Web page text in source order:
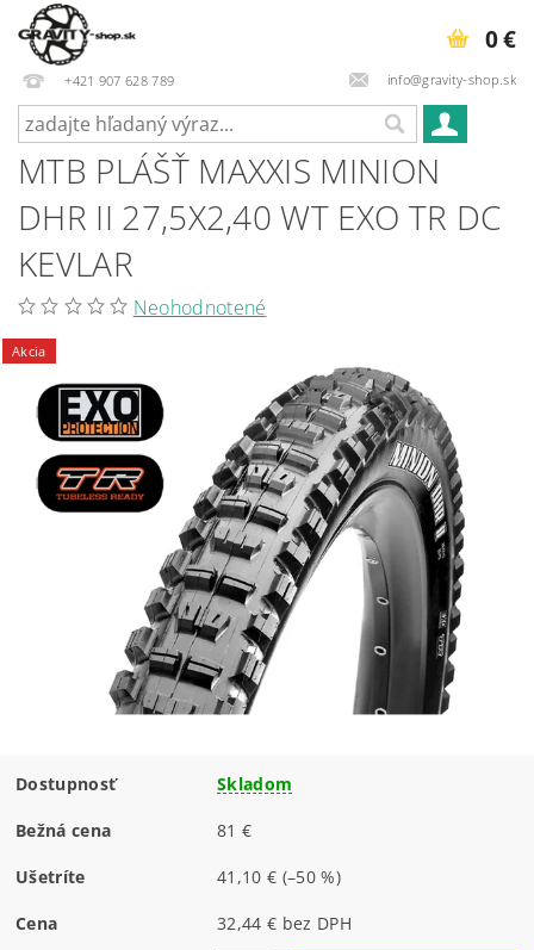
+421 907 628 789 info@gravity-shop.sk
0 €
MTB PLÁŠŤ MAXXIS MINION
DHR II 27,5X2,40 WT EXO TR DC
KEVLAR
Neohodnotené
Akcia
Dostupnosť Skladom
Bežná cena 81 €
Ušetríte 41,10 € (–50 %)
Cena 32,44 € bez DPH